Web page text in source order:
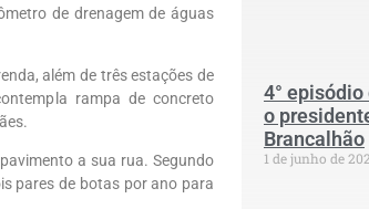
de drenagem de águas
além de três estações de
rampa de concreto
a sua rua. Segundo
pares de botas por ano para
4°
o
Brancalhão
1 de junho de